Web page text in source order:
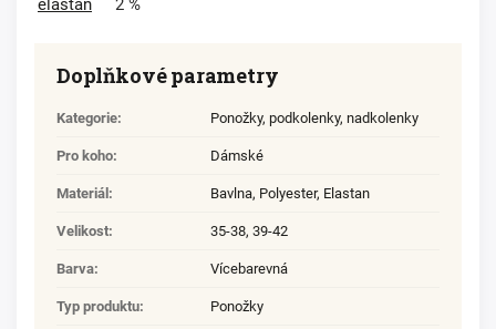
elastan 2 %
Doplňkové parametry
Kategorie: Ponožky, podkolenky, nadkolenky
Pro koho: Dámské
Materiál: Bavlna, Polyester, Elastan
Velikost: 35-38, 39-42
Barva: Vícebarevná
Typ produktu: Ponožky